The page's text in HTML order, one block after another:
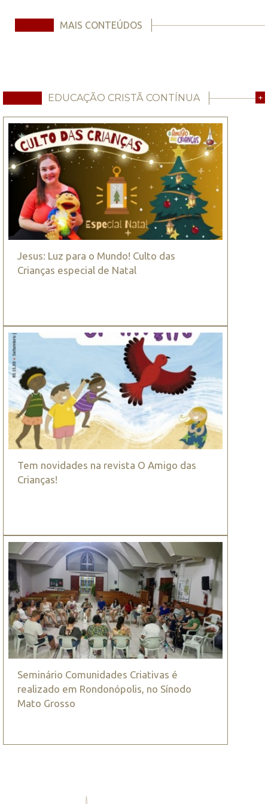
MAIS CONTEÚDOS
EDUCAÇÃO CRISTÃ CONTÍNUA +
Jesus: Luz para o Mundo! Culto das
Crianças especial de Natal
Tem novidades na revista O Amigo das
Crianças!
Seminário Comunidades Criativas é
realizado em Rondonópolis, no Sínodo
Mato Grosso